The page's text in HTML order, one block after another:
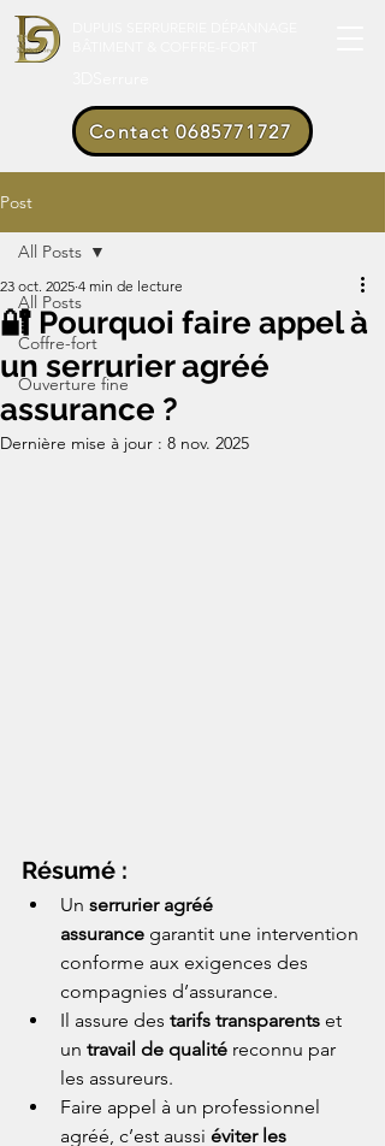
Contact 0685771727
Post
All Posts
Coffre-fort
Ouverture fine
All Posts
🔐 Pourquoi faire appel à
un serrurier agréé
assurance ?
23 oct. 2025 4 min de lecture
Dernière mise à jour : 8 nov. 2025
Résumé :
Un serrurier agréé
assurance garantit une intervention
conforme aux exigences des
compagnies d’assurance.
Il assure des tarifs transparents et
un travail de qualité reconnu par
les assureurs.
Faire appel à un professionnel
agréé, c’est aussi éviter les